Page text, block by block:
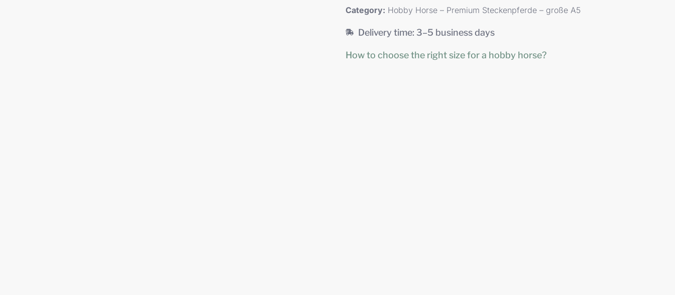
Category: Hobby Horse – Premium Steckenpferde – große A5
Delivery time: 3–5 business days
How to choose the right size for a hobby horse?